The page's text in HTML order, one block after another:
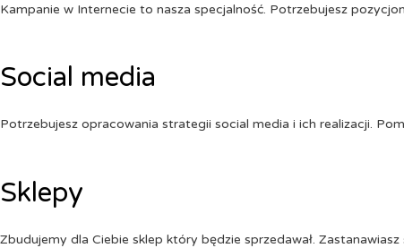
Kampanie w Internecie to nasza specjalność. Potrzebujesz
Social media
Potrzebujesz opracowania strategii social media i ich realizacji.
Sklepy
Zbudujemy dla Ciebie sklep który będzie sprzedawał.